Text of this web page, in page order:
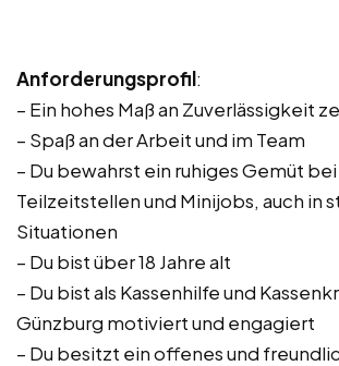
Anforderungsprofil:
– Ein hohes Maß an Zuverlässigkeit
– Spaß an der Arbeit und im Team
– Du bewahrst ein ruhiges Gemüt
Teilzeitstellen und Minijobs, auch in
Situationen
– Du bist über 18 Jahre alt
– Du bist als Kassenhilfe und
Günzburg motiviert und engagiert
– Du besitzt ein offenes und